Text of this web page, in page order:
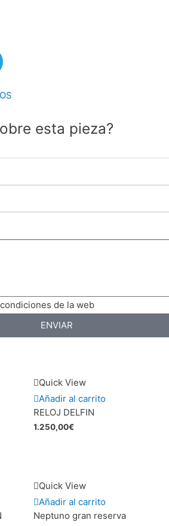
esta pieza?
de la web
ENVIAR
Quick View
Añadir al carrito
RELOJ DELFIN
1.250,00€
Quick View
Añadir al carrito
Neptuno gran reserva